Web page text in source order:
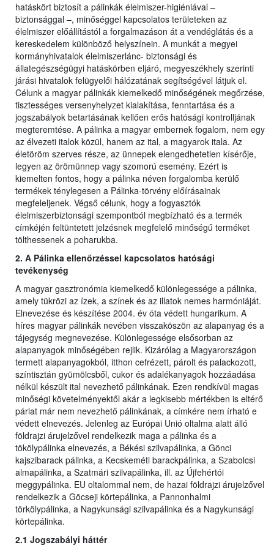
hatáskört biztosít a pálinkák élelmiszer-higiéniával –
biztonsággal –, minőséggel kapcsolatos területeken az
élelmiszer előállítástól a forgalmazáson át a vendéglátás és a
kereskedelem különböző helyszínein. A munkát a megyei
kormányhivatalok élelmiszerlánc- biztonsági és
állategészségügyi hatáskörben eljáró, megyeszékhely szerinti
járási hivatalok felügyelői hálózatának segítségével látjuk el.
Célunk a magyar pálinkák kiemelkedő minőségének megőrzése,
tisztességes versenyhelyzet kialakítása, fenntartása és a
jogszabályok betartásának kellően erős hatósági kontrolljának
megteremtése. A pálinka a magyar embernek fogalom, nem egy
az élvezeti italok közül, hanem az ital, a magyarok itala. Az
életöröm szerves része, az ünnepek elengedhetetlen kísérője,
legyen az örömünnep vagy szomorú esemény. Ezért is
kiemelten fontos, hogy a pálinka néven forgalomba kerülő
termékek ténylegesen a Pálinka-törvény előírásainak
megfeleljenek. Végső célunk, hogy a fogyasztók
élelmiszerbiztonsági szempontból megbízható és a termék
címkéjén feltüntetett jelzésnek megfelelő minőségű terméket
tölthessenek a poharukba.
2. A Pálinka ellenőrzéssel kapcsolatos hatósági
tevékenység
A magyar gasztronómia kiemelkedő különlegessége a pálinka,
amely tükrözi az ízek, a színek és az illatok nemes harmóniáját.
Elnevezése és készítése 2004. év óta védett hungarikum. A
híres magyar pálinkák nevében visszaköszön az alapanyag és a
tájegység megnevezése. Különlegessége elsősorban az
alapanyagok minőségében rejlik. Kizárólag a Magyarországon
termett alapanyagokból, itthon cefrézett, párolt és palackozott,
színtisztán gyümölcsből, cukor és adalékanyagok hozzáadása
nélkül készült ital nevezhető pálinkának. Ezen rendkívül magas
minőségi követelményektől akár a legkisebb mértékben is eltérő
párlat már nem nevezhető pálinkának, a címkére nem írható e
védett elnevezés. Jelenleg az Európai Unió oltalma alatt álló
földrajzi árujelzővel rendelkezik maga a pálinka és a
tökölypálinka elnevezés, a Békési szilvapálinka, a Gönci
kajszibarack pálinka, a Kecskeméti barackpálinka, a Szabolcsi
almapálinka, a Szatmári szilvapálinka, ill. az Újfehértói
meggypálinka. EU oltalommal nem, de hazai földrajzi árujelzővel
rendelkezik a Göcseji körtepálinka, a Pannonhalmi
törkölypálinka, a Nagykunsági szilvapálinka és a Nagykunsági
körtepálinka.
2.1 Jogszabályi háttér